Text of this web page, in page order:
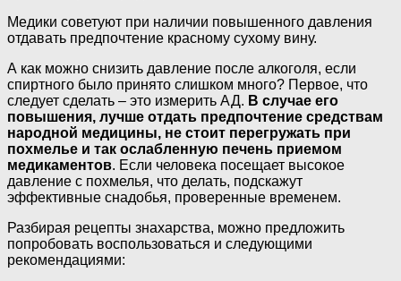
Медики советуют при наличии повышенного давления
отдавать предпочтение красному сухому вину.
А как можно снизить давление после алкоголя, если
спиртного было принято слишком много? Первое, что
следует сделать – это измерить АД. В случае его
повышения, лучше отдать предпочтение средствам
народной медицины, не стоит перегружать при
похмелье и так ослабленную печень приемом
медикаментов. Если человека посещает высокое
давление с похмелья, что делать, подскажут
эффективные снадобья, проверенные временем.
Разбирая рецепты знахарства, можно предложить
попробовать воспользоваться и следующими
рекомендациями: